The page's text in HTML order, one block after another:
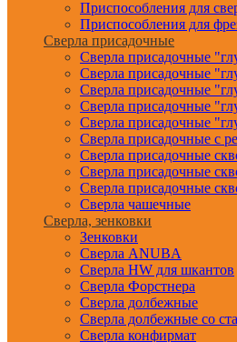
Приспособления для
Приспособления для
Сверла присадочные
Сверла присадочные
Сверла присадочные
Сверла присадочные
Сверла присадочные
Сверла присадочные
Сверла присадочные с
Сверла присадочные
Сверла присадочные
Сверла присадочные
Сверла чашечные
Сверла, зенковки
Зенковки
Сверла ANUBA
Сверла HW для шкантов
Сверла Форстнера
Сверла долбежные
Сверла долбежные со
Сверла конфирмат